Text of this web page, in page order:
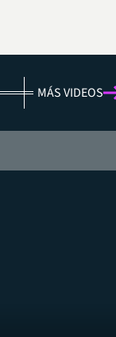
MÁS VIDEOS